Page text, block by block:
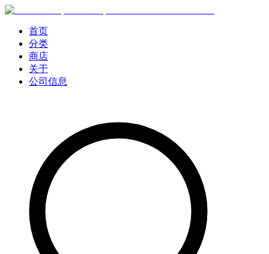
首页
分类
商店
关于
公司信息